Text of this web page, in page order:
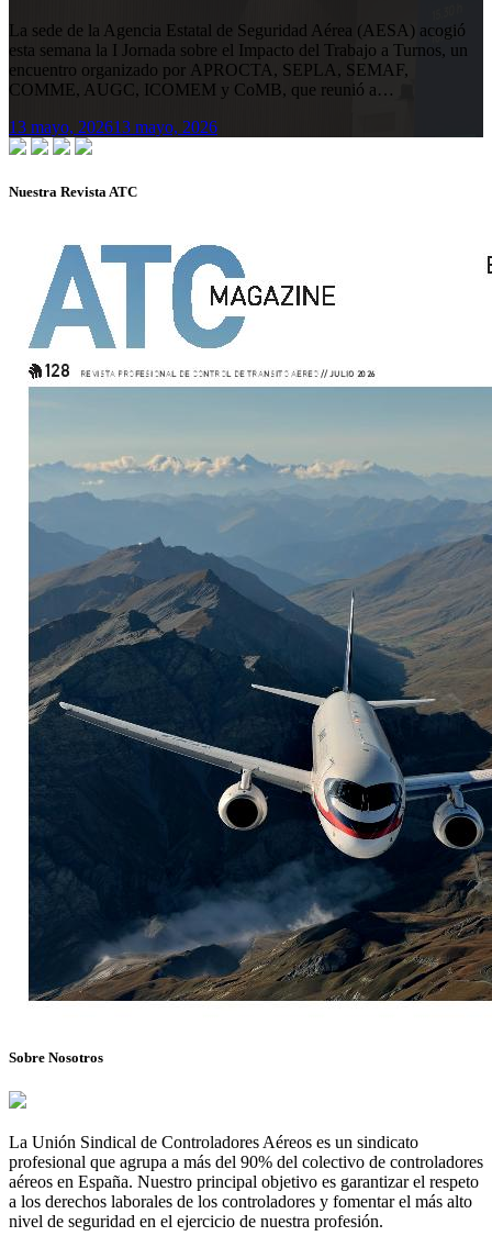
La sede de la Agencia Estatal de Seguridad Aérea (AESA) acogió
esta semana la I Jornada sobre el Impacto del Trabajo a Turnos, un
encuentro organizado por APROCTA, SEPLA, SEMAF,
COMME, AUGC, ICOMEM y CoMB, que reunió a…
13 mayo, 202613 mayo, 2026
Nuestra Revista ATC
Sobre Nosotros
La Unión Sindical de Controladores Aéreos es un sindicato
profesional que agrupa a más del 90% del colectivo de controladores
aéreos en España. Nuestro principal objetivo es garantizar el respeto
a los derechos laborales de los controladores y fomentar el más alto
nivel de seguridad en el ejercicio de nuestra profesión.